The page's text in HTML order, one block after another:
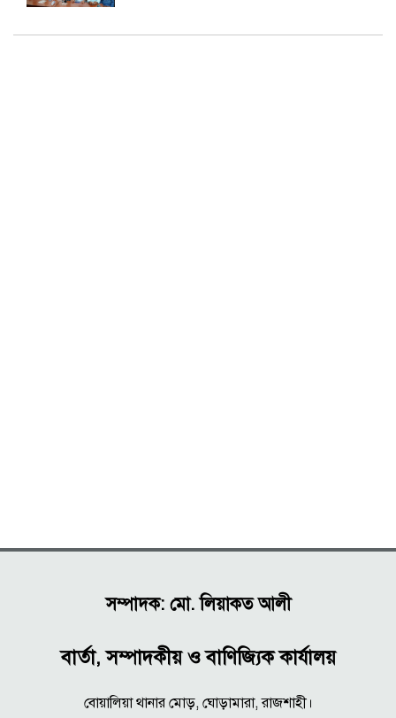
সম্পাদক: মো. লিয়াকত আলী
বার্তা, সম্পাদকীয় ও বাণিজ্যিক কার্যালয়
বোয়ালিয়া থানার মোড়, ঘোড়ামারা, রাজশাহী।